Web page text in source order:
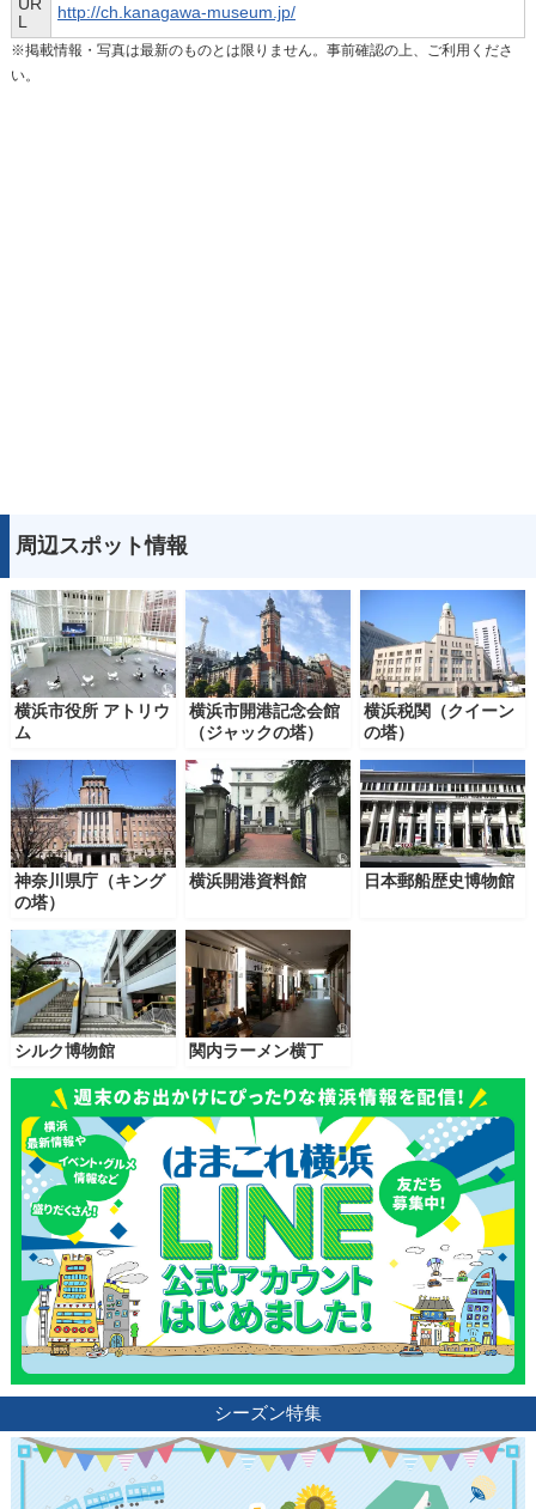
UR
L
http://ch.kanagawa-museum.jp/
※掲載情報・写真は最新のものとは限りません。事前確認の上、ご利用くださ
い。
周辺スポット情報
横浜市役所 アトリウ
ム
横浜市開港記念会館
（ジャックの塔）
横浜税関（クイーン
の塔）
神奈川県庁（キング
の塔）
横浜開港資料館 日本郵船歴史博物館
シルク博物館 関内ラーメン横丁
シーズン特集